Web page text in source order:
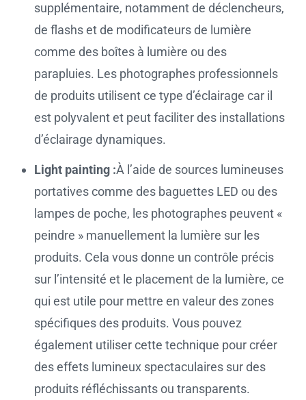
supplémentaire, notamment de déclencheurs,
de flashs et de modificateurs de lumière
comme des boîtes à lumière ou des
parapluies. Les photographes professionnels
de produits utilisent ce type d’éclairage car il
est polyvalent et peut faciliter des installations
d’éclairage dynamiques.
Light painting :À l’aide de sources lumineuses
portatives comme des baguettes LED ou des
lampes de poche, les photographes peuvent «
peindre » manuellement la lumière sur les
produits. Cela vous donne un contrôle précis
sur l’intensité et le placement de la lumière, ce
qui est utile pour mettre en valeur des zones
spécifiques des produits. Vous pouvez
également utiliser cette technique pour créer
des effets lumineux spectaculaires sur des
produits réfléchissants ou transparents.